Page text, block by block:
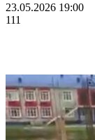
23.05.2026 19:00
111